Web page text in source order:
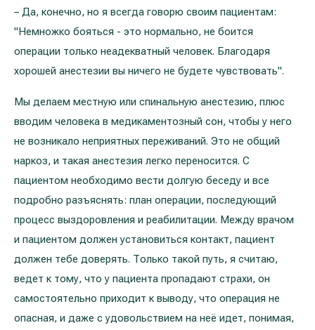
– Да, конечно, но я всегда говорю своим пациентам:
"Немножко бояться - это нормально, не боится
операции только неадекватный человек. Благодаря
хорошей анестезии вы ничего не будете чувствовать".
Мы делаем местную или спинальную анестезию, плюс
вводим человека в медикаментозный сон, чтобы у него
не возникало неприятных переживаний. Это не общий
наркоз, и такая анестезия легко переносится. С
пациентом необходимо вести долгую беседу и все
подробно разъяснять: план операции, последующий
процесс выздоровления и реабилитации. Между врачом
и пациентом должен установиться контакт, пациент
должен тебе доверять. Только такой путь, я считаю,
ведет к тому, что у пациента пропадают страхи, он
самостоятельно приходит к выводу, что операция не
опасная, и даже с удовольствием на неё идет, понимая,